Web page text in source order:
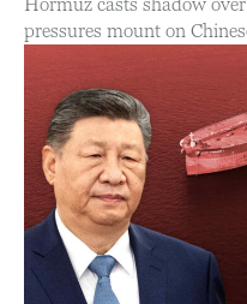
pressures mount on